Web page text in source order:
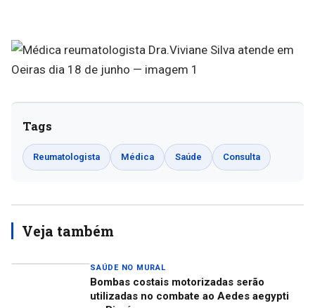
Tags
Reumatologista Médica Saúde Consulta
Veja também
SAÚDE NO MURAL
Bombas costais motorizadas serão
utilizadas no combate ao Aedes aegypti